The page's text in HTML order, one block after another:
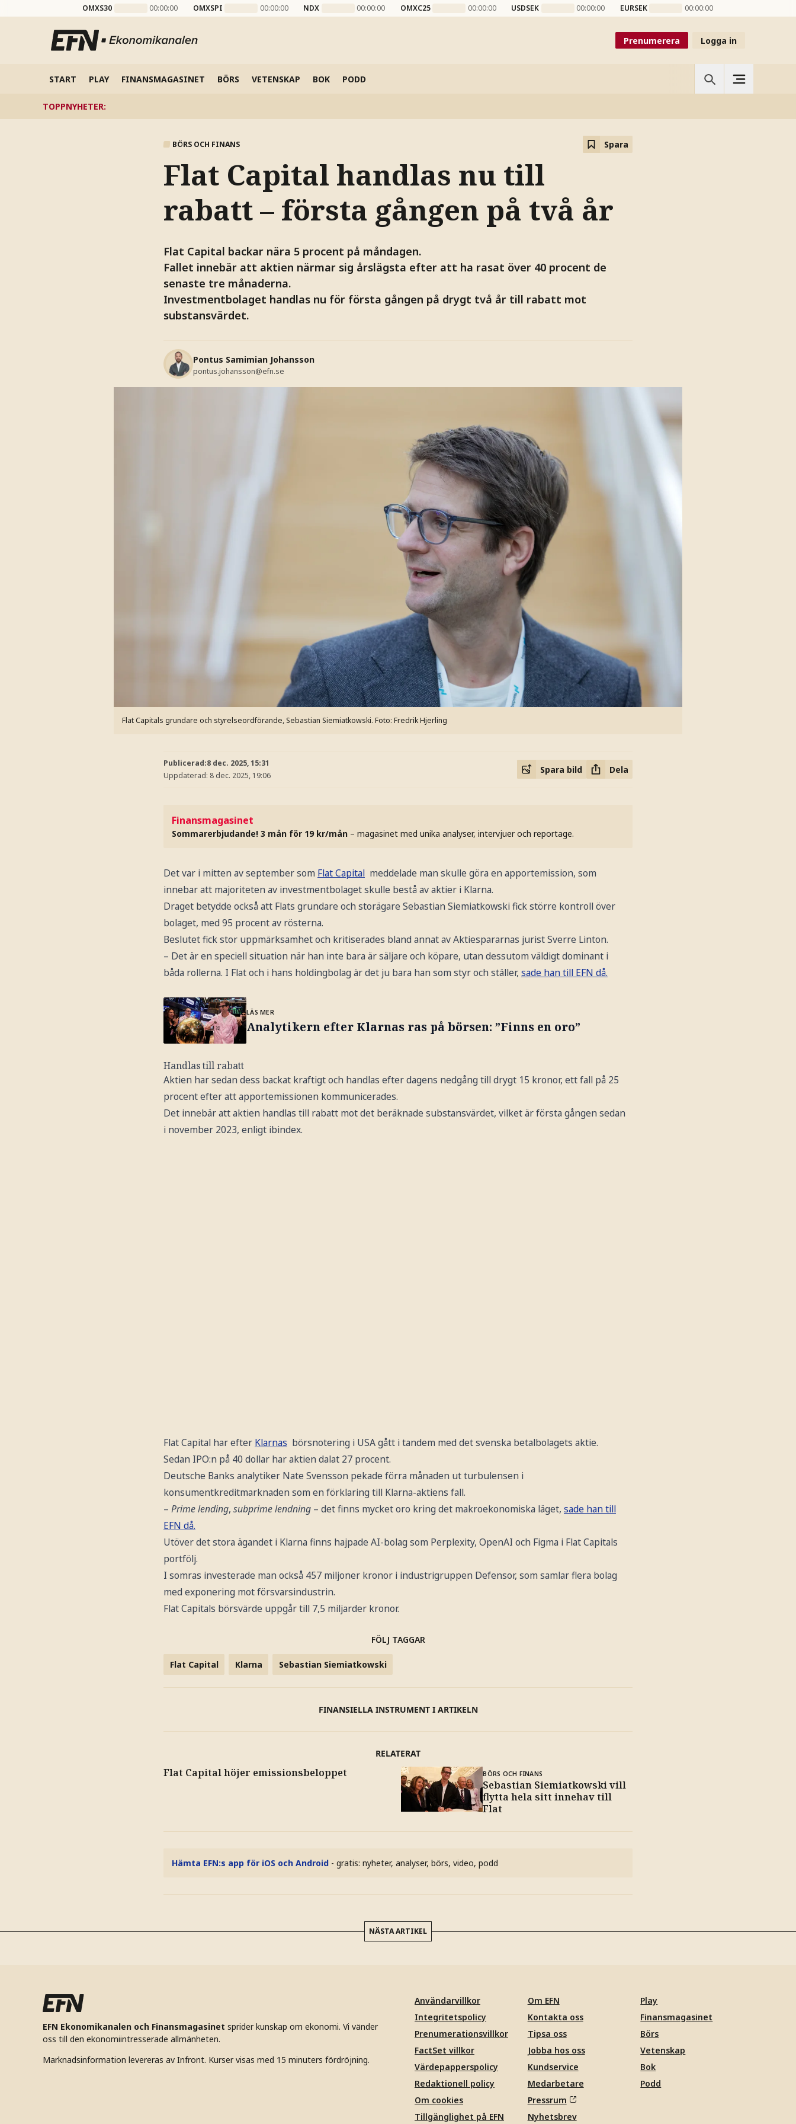
OMXS30 00:00:00 OMXSPI 00:00:00 NDX 00:00:00 OMXC25 00:00:00 USDSEK 00:00:00 EURSEK 00:00:00
Prenumerera Logga in
START PLAY FINANSMAGASINET BÖRS VETENSKAP BOK PODD
TOPPNYHETER:
BÖRS OCH FINANS Spara
Flat Capital handlas nu till
rabatt – första gången på två år
Flat Capital backar nära 5 procent på måndagen.
Fallet innebär att aktien närmar sig årslägsta efter att ha rasat över 40 procent de
senaste tre månaderna.
Investmentbolaget handlas nu för första gången på drygt två år till rabatt mot
substansvärdet.
Pontus Samimian Johansson
pontus.johansson@efn.se
Flat Capitals grundare och styrelseordförande, Sebastian Siemiatkowski. Foto: Fredrik Hjerling
Publicerad:8 dec. 2025, 15:31
Uppdaterad: 8 dec. 2025, 19:06
Spara bild Dela
Finansmagasinet
Sommarerbjudande! 3 mån för 19 kr/mån – magasinet med unika analyser, intervjuer och reportage.
Det var i mitten av september som Flat Capital meddelade man skulle göra en apportemission, som
innebar att majoriteten av investmentbolaget skulle bestå av aktier i Klarna.
Draget betydde också att Flats grundare och storägare Sebastian Siemiatkowski fick större kontroll över
bolaget, med 95 procent av rösterna.
Beslutet fick stor uppmärksamhet och kritiserades bland annat av Aktiespararnas jurist Sverre Linton.
– Det är en speciell situation när han inte bara är säljare och köpare, utan dessutom väldigt dominant i
båda rollerna. I Flat och i hans holdingbolag är det ju bara han som styr och ställer, sade han till EFN då.
LÄS MER
Analytikern efter Klarnas ras på börsen: ”Finns en oro”
Handlas till rabatt
Aktien har sedan dess backat kraftigt och handlas efter dagens nedgång till drygt 15 kronor, ett fall på 25
procent efter att apportemissionen kommunicerades.
Det innebär att aktien handlas till rabatt mot det beräknade substansvärdet, vilket är första gången sedan
i november 2023, enligt ibindex.
Flat Capital har efter Klarnas börsnotering i USA gått i tandem med det svenska betalbolagets aktie.
Sedan IPO:n på 40 dollar har aktien dalat 27 procent.
Deutsche Banks analytiker Nate Svensson pekade förra månaden ut turbulensen i
konsumentkreditmarknaden som en förklaring till Klarna-aktiens fall.
– Prime lending, subprime lendning – det finns mycket oro kring det makroekonomiska läget, sade han till
EFN då.
Utöver det stora ägandet i Klarna finns hajpade AI-bolag som Perplexity, OpenAI och Figma i Flat Capitals
portfölj.
I somras investerade man också 457 miljoner kronor i industrigruppen Defensor, som samlar flera bolag
med exponering mot försvarsindustrin.
Flat Capitals börsvärde uppgår till 7,5 miljarder kronor.
FÖLJ TAGGAR
Flat Capital Klarna Sebastian Siemiatkowski
FINANSIELLA INSTRUMENT I ARTIKELN
RELATERAT
Flat Capital höjer emissionsbeloppet BÖRS OCH FINANS
Sebastian Siemiatkowski vill
flytta hela sitt innehav till
Flat
Hämta EFN:s app för iOS och Android - gratis: nyheter, analyser, börs, video, podd
NÄSTA ARTIKEL
EFN Ekonomikanalen och Finansmagasinet sprider kunskap om ekonomi. Vi vänder
oss till den ekonomiintresserade allmänheten.
Marknadsinformation levereras av Infront. Kurser visas med 15 minuters fördröjning.
Användarvillkor
Integritetspolicy
Prenumerationsvillkor
FactSet villkor
Värdepapperspolicy
Redaktionell policy
Om cookies
Tillgänglighet på EFN
Om EFN
Kontakta oss
Tipsa oss
Jobba hos oss
Kundservice
Medarbetare
Pressrum
Nyhetsbrev
Play
Finansmagasinet
Börs
Vetenskap
Bok
Podd